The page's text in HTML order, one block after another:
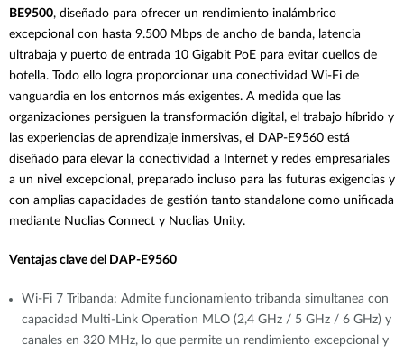
BE9500, diseñado para ofrecer un rendimiento inalámbrico
excepcional con hasta 9.500 Mbps de ancho de banda, latencia
ultrabaja y puerto de entrada 10 Gigabit PoE para evitar cuellos de
botella. Todo ello logra proporcionar una conectividad Wi-Fi de
vanguardia en los entornos más exigentes. A medida que las
organizaciones persiguen la transformación digital, el trabajo híbrido y
las experiencias de aprendizaje inmersivas, el DAP-E9560 está
diseñado para elevar la conectividad a Internet y redes empresariales
a un nivel excepcional, preparado incluso para las futuras exigencias y
con amplias capacidades de gestión tanto standalone como unificada
mediante Nuclias Connect y Nuclias Unity.
Ventajas clave del DAP-E9560
Wi-Fi 7 Tribanda: Admite funcionamiento tribanda simultanea con
capacidad Multi-Link Operation MLO (2,4 GHz / 5 GHz / 6 GHz) y
canales en 320 MHz, lo que permite un rendimiento excepcional y